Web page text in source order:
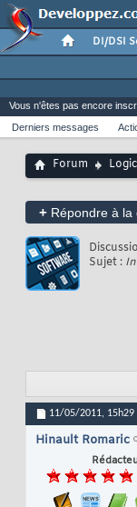
DI/DSI
Vous n'êtes pas encore
Derniers messages
Forum
+ Répondre à la
Sujet :
11/05/2011, 15h29
Hinault Romaric